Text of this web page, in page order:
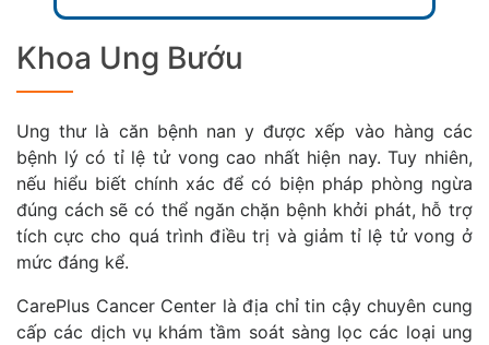
Khoa Ung Bướu
Ung thư là căn bệnh nan y được xếp vào hàng các
bệnh lý có tỉ lệ tử vong cao nhất hiện nay. Tuy nhiên,
nếu hiểu biết chính xác để có biện pháp phòng ngừa
đúng cách sẽ có thể ngăn chặn bệnh khởi phát, hỗ trợ
tích cực cho quá trình điều trị và giảm tỉ lệ tử vong ở
mức đáng kể.
CarePlus Cancer Center là địa chỉ tin cậy chuyên cung
cấp các dịch vụ khám tầm soát sàng lọc các loại ung